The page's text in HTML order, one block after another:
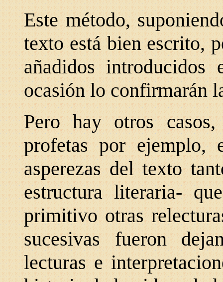
Este método,
texto está bien escrito,
añadidos
ocasión lo confirmarán
Pero hay otros
profetas por ejemplo,
asperezas del texto
estructura literaria-
primitivo otras
sucesivas fueron
lecturas e